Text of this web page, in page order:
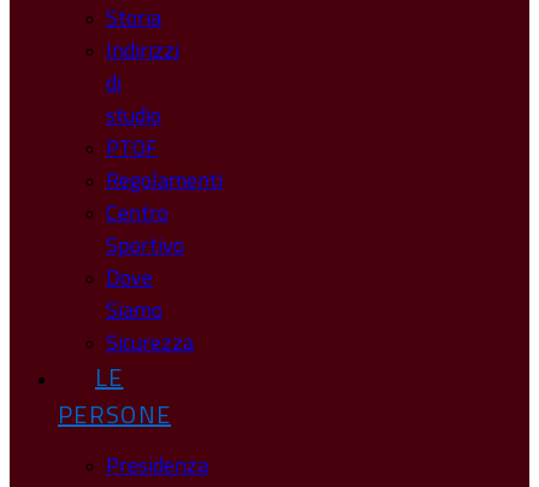
Storia
Indirizzi
di
studio
PTOF
Regolamenti
Centro
Sportivo
Dove
Siamo
Sicurezza
LE
PERSONE
Presidenza